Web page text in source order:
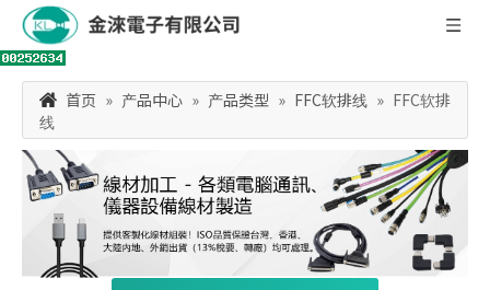
首页 » 产品中心 » 产品类型 » FFC软排线 » FFC软排
线